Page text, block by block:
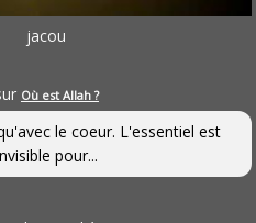
jacou
Où est Allah ?
le coeur. L'essentiel est
pour...